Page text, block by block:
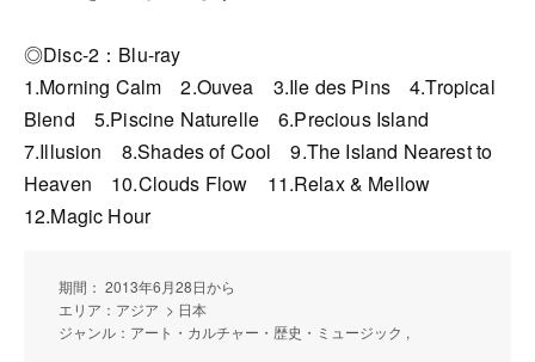
◎Disc-2：Blu-ray
1.Morning Calm 2.Ouvea 3.Ile des Pins 4.Tropical
Blend 5.Piscine Naturelle 6.Precious Island
7.Illusion 8.Shades of Cool 9.The Island Nearest to
Heaven 10.Clouds Flow 11.Relax & Mellow
12.Magic Hour
期間： 2013年6月28日から
エリア：アジア > 日本
ジャンル：アート・カルチャー・歴史・ミュージック ,